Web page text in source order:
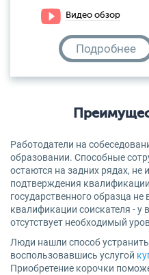
Видео обзор
Подробнее
Работодатели на
образовании. Способные
остаются на задних рядах, не
подтверждения
государственного образца не
квалификации соискателя - у
отсутствует необходимый
Люди нашли способ
воспользовавшись услугой
Приобретение корочки